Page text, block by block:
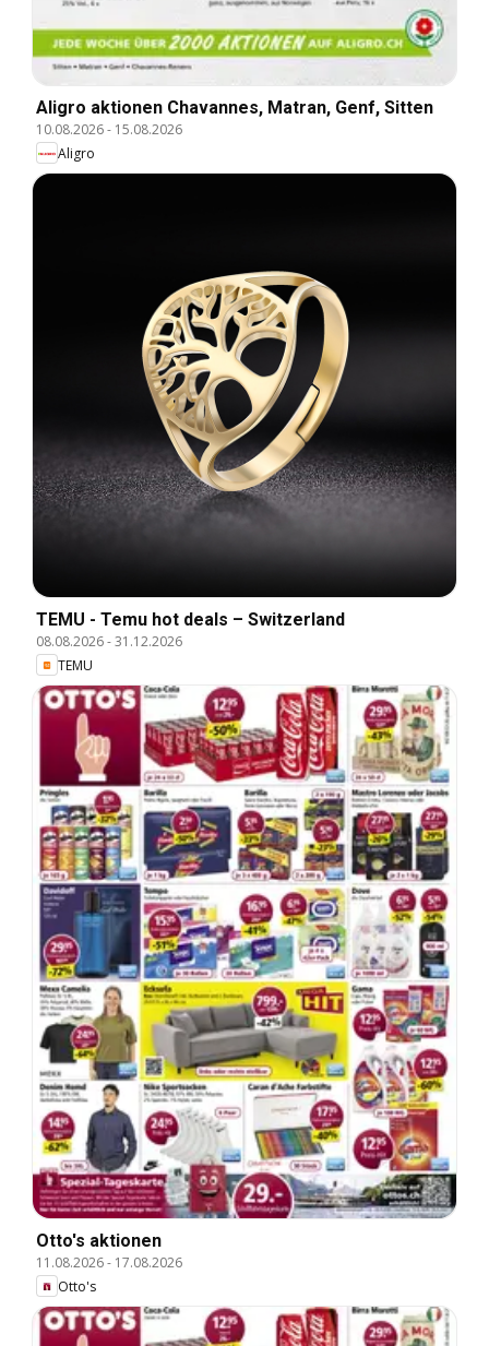
Aligro aktionen Chavannes, Matran, Genf, Sitten
10.08.2026- 15.08.2026
Aligro
TEMU - Temu hot deals – Switzerland
08.08.2026-31.12.2026
TEMU
Otto's aktionen
11.08.2026- 17.08.2026
Otto's